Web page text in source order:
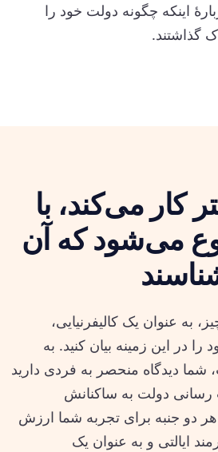
اینکه چگونه دولت خود را
گذاشتند.
کار می‌کند، با
می‌شود که آن
به عنوان یک کالیفرنیایی،
در این زمینه بیان کنید. به
شما دیدگاه منحصر به فردی دارید
دولت به ساکنانش
دو جنبه برای تجربه شما ارزش
ایالتی و به عنوان یک